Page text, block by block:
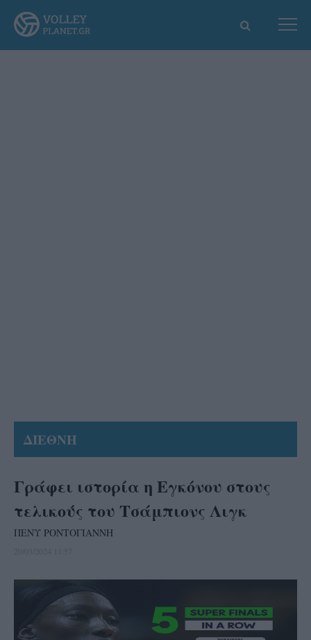
ΔΙΕΘΝΗ
Γράφει ιστορία η Εγκόνου στους
τελικούς του Τσάμπιονς Λιγκ
ΠΕΝΥ ΡΟΝΤΟΓΙΑΝΝΗ